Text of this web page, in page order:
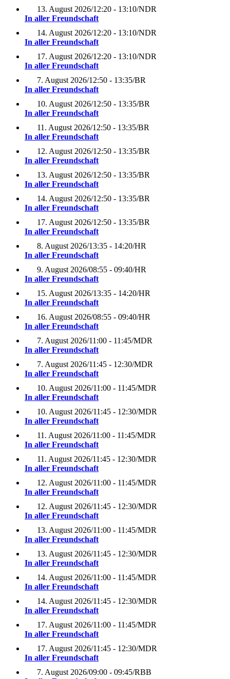
13. August 2026/12:20 - 13:10/NDR
In aller Freundschaft
14. August 2026/12:20 - 13:10/NDR
In aller Freundschaft
17. August 2026/12:20 - 13:10/NDR
In aller Freundschaft
7. August 2026/12:50 - 13:35/BR
In aller Freundschaft
10. August 2026/12:50 - 13:35/BR
In aller Freundschaft
11. August 2026/12:50 - 13:35/BR
In aller Freundschaft
12. August 2026/12:50 - 13:35/BR
In aller Freundschaft
13. August 2026/12:50 - 13:35/BR
In aller Freundschaft
14. August 2026/12:50 - 13:35/BR
In aller Freundschaft
17. August 2026/12:50 - 13:35/BR
In aller Freundschaft
8. August 2026/13:35 - 14:20/HR
In aller Freundschaft
9. August 2026/08:55 - 09:40/HR
In aller Freundschaft
15. August 2026/13:35 - 14:20/HR
In aller Freundschaft
16. August 2026/08:55 - 09:40/HR
In aller Freundschaft
7. August 2026/11:00 - 11:45/MDR
In aller Freundschaft
7. August 2026/11:45 - 12:30/MDR
In aller Freundschaft
10. August 2026/11:00 - 11:45/MDR
In aller Freundschaft
10. August 2026/11:45 - 12:30/MDR
In aller Freundschaft
11. August 2026/11:00 - 11:45/MDR
In aller Freundschaft
11. August 2026/11:45 - 12:30/MDR
In aller Freundschaft
12. August 2026/11:00 - 11:45/MDR
In aller Freundschaft
12. August 2026/11:45 - 12:30/MDR
In aller Freundschaft
13. August 2026/11:00 - 11:45/MDR
In aller Freundschaft
13. August 2026/11:45 - 12:30/MDR
In aller Freundschaft
14. August 2026/11:00 - 11:45/MDR
In aller Freundschaft
14. August 2026/11:45 - 12:30/MDR
In aller Freundschaft
17. August 2026/11:00 - 11:45/MDR
In aller Freundschaft
17. August 2026/11:45 - 12:30/MDR
In aller Freundschaft
7. August 2026/09:00 - 09:45/RBB